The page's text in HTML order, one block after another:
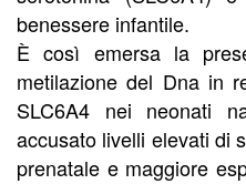
benessere infantile.
È così emersa la
metilazione del Dna in
SLC6A4 nei neonati
accusato livelli elevati di
prenatale e maggiore